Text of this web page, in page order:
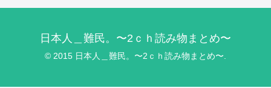
日本人＿難民。〜2ｃｈ読み物まとめ〜
© 2015 日本人＿難民。〜2ｃｈ読み物まとめ〜.